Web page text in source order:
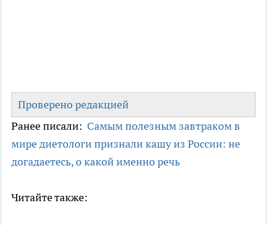
Проверено редакцией
Ранее писали: Самым полезным завтраком в
мире диетологи признали кашу из России: не
догадаетесь, о какой именно речь
Читайте также: